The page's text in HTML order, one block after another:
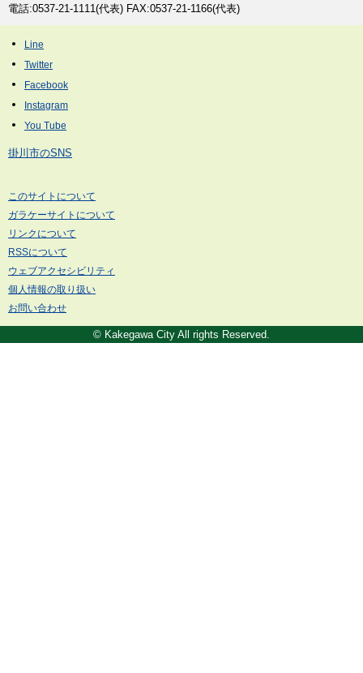
電話:0537-21-1111(代表) FAX:0537-21-1166(代表)
掛川市のSNS
このサイトについて
ガラケーサイトについて
リンクについて
RSSについて
ウェブアクセシビリティ
個人情報の取り扱い
お問い合わせ
© Kakegawa City All rights Reserved.